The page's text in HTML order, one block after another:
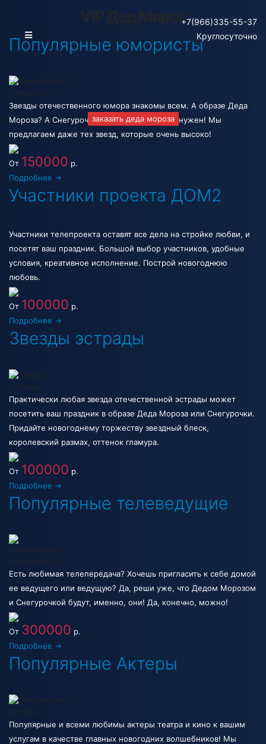
+7(966)335-55-37
Круглосуточно
заказать деда мороза
VIP Дед Мороз
Популярные юмористы
Звезды отечественного юмора знакомы всем. А образе Деда
Мороза? А Снегурочки? Выбирай, кто тебе нужен! Мы
предлагаем даже тех звезд, которые очень высоко!
От 150000 р.
Подробнее →
Участники проекта ДОМ2
Участники телепроекта оставят все дела на стройке любви, и
посетят ваш праздник. Большой выбор участников, удобные
условия, креативное исполнение. Построй новогоднюю
любовь.
От 100000 р.
Подробнее →
Звезды эстрады
Практически любая звезда отечественной эстрады может
посетить ваш праздник в образе Деда Мороза или Снегурочки.
Придайте новогоднему торжеству звездный блеск,
королевский размах, оттенок гламура.
От 100000 р.
Подробнее →
Популярные телеведущие
Есть любимая телепередача? Хочешь пригласить к себе домой
ее ведущего или ведущую? Да, реши уже, что Дедом Морозом
и Снегурочкой будут, именно, они! Да, конечно, можно!
От 300000 р.
Подробнее →
Популярные Актеры
Популярные и всеми любимы актеры театра и кино к вашим
услугам в качестве главных новогодних волшебников! Мы